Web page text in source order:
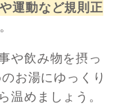
運動など規則正
や飲み物を摂っ
お湯にゆっくり
温めましょう。